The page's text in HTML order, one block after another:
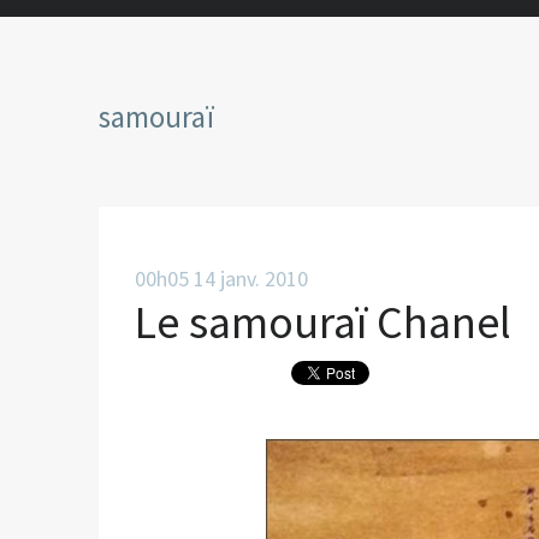
samouraï
00h05 14 janv. 2010
Le samouraï Chanel